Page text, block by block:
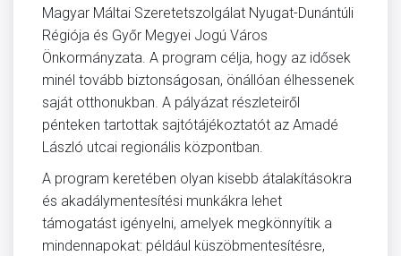
Magyar Máltai Szeretetszolgálat Nyugat-Dunántúli
Régiója és Győr Megyei Jogú Város
Önkormányzata. A program célja, hogy az idősek
minél tovább biztonságosan, önállóan élhessenek
saját otthonukban. A pályázat részleteiről
pénteken tartottak sajtótájékoztatót az Amadé
László utcai regionális központban.
A program keretében olyan kisebb átalakításokra
és akadálymentesítési munkákra lehet
támogatást igényelni, amelyek megkönnyítik a
mindennapokat: például küszöbmentesítésre,